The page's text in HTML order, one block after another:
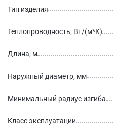
Тип изделия
Теплопроводность, Вт/(м*К)
Длина, м
Наружный диаметр, мм
Минимальный радиус изгиба
Класс эксплуатации